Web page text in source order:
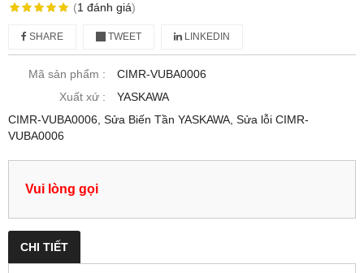
(1 đánh giá)
SHARE TWEET LINKEDIN
Mã sản phẩm :
CIMR-VUBA0006
Xuất xứ :
YASKAWA
CIMR-VUBA0006, Sửa Biến Tần YASKAWA, Sửa lỗi CIMR-
VUBA0006
Vui lòng gọi
CHI TIẾT